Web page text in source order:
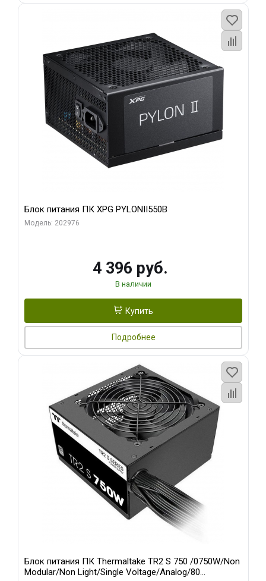
Блок питания ПК XPG PYLONII550B
Модель: 202976
4 396 руб.
В наличии
Купить
Подробнее
Блок питания ПК Thermaltake TR2 S 750 /0750W/Non
Modular/Non Light/Single Voltage/Analog/80